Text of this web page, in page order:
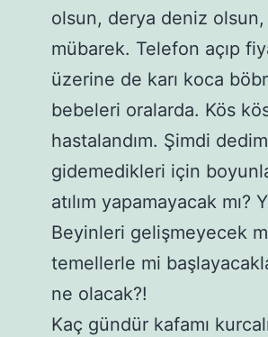
olsun, derya deniz
mübarek. Telefon açıp
üzerine de karı koca
bebeleri oralarda. Kös
hastalandım. Şimdi
gidemedikleri için
atılım yapamayacak
Beyinleri gelişmeyecek
temellerle mi
ne olacak?!
Kaç gündür kafamı